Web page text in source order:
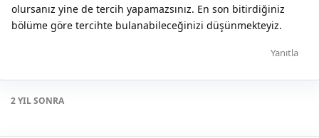
olursanız yine de tercih yapamazsınız. En son bitirdiğiniz
bölüme göre tercihte bulanabileceğinizi düşünmekteyiz.
Yanıtla
2 YILSONRA